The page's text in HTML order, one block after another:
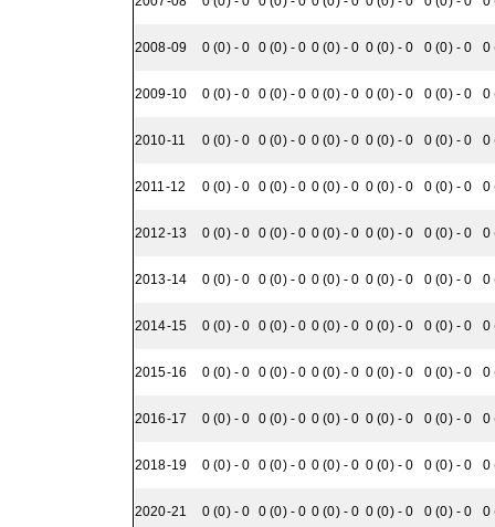
2008-09 0 (0) - 0 0 (0) - 0 0 (0) - 0 0 (0) - 0 0 (0) - 0 0
2009-10 0 (0) - 0 0 (0) - 0 0 (0) - 0 0 (0) - 0 0 (0) - 0 0
2010-11 0 (0) - 0 0 (0) - 0 0 (0) - 0 0 (0) - 0 0 (0) - 0 0
2011-12 0 (0) - 0 0 (0) - 0 0 (0) - 0 0 (0) - 0 0 (0) - 0 0
2012-13 0 (0) - 0 0 (0) - 0 0 (0) - 0 0 (0) - 0 0 (0) - 0 0
2013-14 0 (0) - 0 0 (0) - 0 0 (0) - 0 0 (0) - 0 0 (0) - 0 0
2014-15 0 (0) - 0 0 (0) - 0 0 (0) - 0 0 (0) - 0 0 (0) - 0 0
2015-16 0 (0) - 0 0 (0) - 0 0 (0) - 0 0 (0) - 0 0 (0) - 0 0
2016-17 0 (0) - 0 0 (0) - 0 0 (0) - 0 0 (0) - 0 0 (0) - 0 0
2018-19 0 (0) - 0 0 (0) - 0 0 (0) - 0 0 (0) - 0 0 (0) - 0 0
2020-21 0 (0) - 0 0 (0) - 0 0 (0) - 0 0 (0) - 0 0 (0) - 0 0